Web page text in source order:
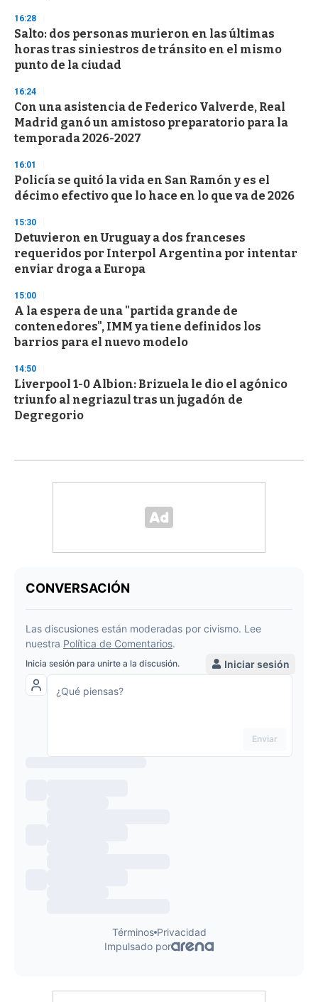
16:28
Salto: dos personas murieron en las últimas
horas tras siniestros de tránsito en el mismo
punto de la ciudad
16:24
Con una asistencia de Federico Valverde, Real
Madrid ganó un amistoso preparatorio para la
temporada 2026-2027
16:01
Policía se quitó la vida en San Ramón y es el
décimo efectivo que lo hace en lo que va de 2026
15:30
Detuvieron en Uruguay a dos franceses
requeridos por Interpol Argentina por intentar
enviar droga a Europa
15:00
A la espera de una "partida grande de
contenedores", IMM ya tiene definidos los
barrios para el nuevo modelo
14:50
Liverpool 1-0 Albion: Brizuela le dio el agónico
triunfo al negriazul tras un jugadón de
Degregorio